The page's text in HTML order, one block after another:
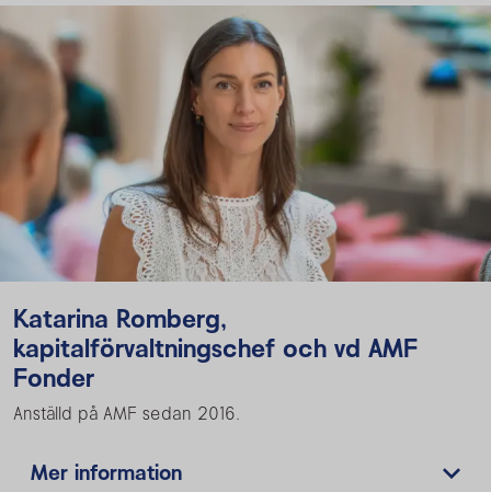
Katarina Romberg,
kapitalförvaltningschef och vd AMF
Fonder
Anställd på AMF sedan 2016.
Mer information